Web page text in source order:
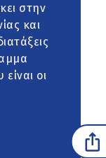
στην
και
οι